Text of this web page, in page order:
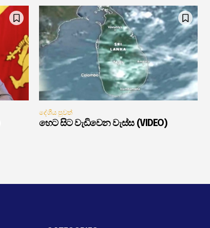
දේශීය පුවත්
හෙට සිට වැඩිවෙන වැස්ස (VIDEO)